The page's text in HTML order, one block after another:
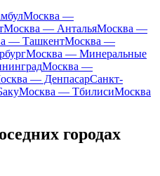
Москва —
Москва — АнтальяМосква —
— ТашкентМосква —
Москва — Минеральные
Москва —
— ДенпасарСанкт-
Москва — ТбилисиМосква
городах